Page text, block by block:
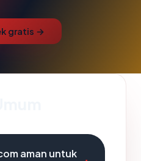
gratis →
aman untuk